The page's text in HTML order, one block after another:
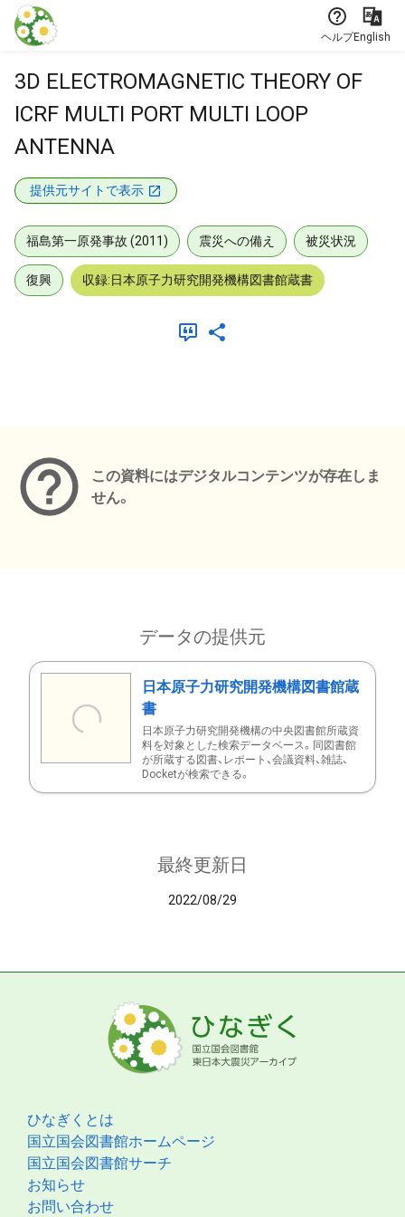
本文に飛ぶ
ヘルプEnglish
3D ELECTROMAGNETIC THEORY OF
ICRF MULTI PORT MULTI LOOP
ANTENNA
提供元サイトで表示
福島第一原発事故 (2011) 震災への備え 被災状況
復興 収録:日本原子力研究開発機構図書館蔵書
この資料にはデジタルコンテンツが存在しま
せん。
データの提供元
日本原子力研究開発機構図書館蔵
書
日本原子力研究開発機構の中央図書館所蔵資
料を対象とした検索データベース。同図書館
が所蔵する図書、レポート、会議資料、雑誌、
Docketが検索できる。
最終更新日
2022/08/29
ひなぎくとは
国立国会図書館ホームページ
国立国会図書館サーチ
お知らせ
お問い合わせ